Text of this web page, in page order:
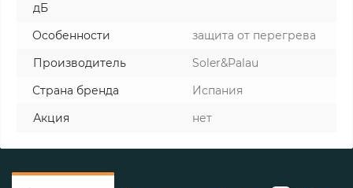
дБ
Особенности
защита от перегрева
Производитель
Soler&Palau
Страна бренда
Испания
Акция
нет